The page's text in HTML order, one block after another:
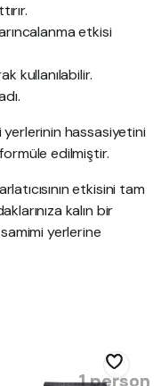
etkisi
kullanılabilir.
yerlerinin hassasiyetini
edilmiştir.
etkisini tam
kalın bir
yerlerine
1 person